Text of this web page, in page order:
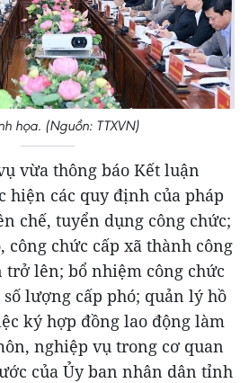
họa. (Nguồn: TTXVN)
vừa thông báo Kết luận
hiện các quy định của pháp
chế, tuyển dụng công chức;
công chức cấp xã thành công
trở lên; bổ nhiệm công chức
lượng cấp phó; quản lý hồ
ký hợp đồng lao động làm
nghiệp vụ trong cơ quan
của Ủy ban nhân dân tỉnh